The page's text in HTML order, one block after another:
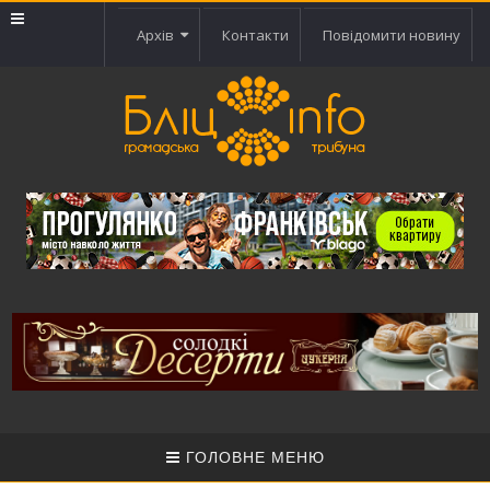
Архів Контакти Повідомити новину
ГОЛОВНЕ МЕНЮ